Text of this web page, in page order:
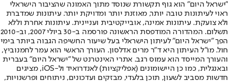
"ישראל היום" הוא גוף תקשורת שנוסד מתוך האמונה שהציבור הישראלי
ראוי לעיתונות טובה יותר, מאוזנת יותר ומדויקת יותר. עיתונות שמדברת
ולא צועקת. עיתונות אמינה, אובייקטיבית ועניינית. עיתונות אחרת וללא
תשלום. המהדורה המודפסת הראשונה פורסמה ב-30 ביולי 2007, וב-2010
הפך "ישראל היום" לעיתון הישראלי בעל שיעור החשיפה הגבוה ביותר בימי
חול. מו"ל העיתון היא ד"ר מרים אדלסון. העורך הראשי הוא עמר לחמנוביץ,
והעורך המייסד הוא עמוס רגב. אתרי האינטרנט של "ישראל היום" בעברית
ובאנגלית, כמו כן היישומונים (אפליקציות) לאנדרואיד ול-iOS, מציגים
חדשות מסביב לשעון, תוכן בלעדי, מבזקים ועדכונים, ניתוחים ופרשנויות,